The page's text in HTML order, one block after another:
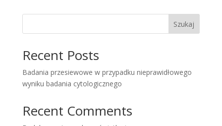
Szukaj
Recent Posts
Badania przesiewowe w przypadku nieprawidłowego
wyniku badania cytologicznego
Recent Comments